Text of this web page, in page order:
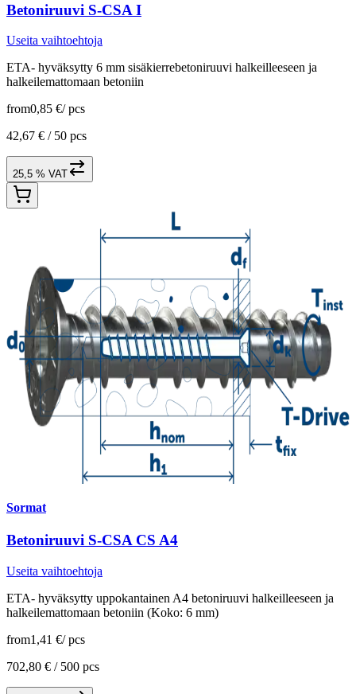
Betoniruuvi S-CSA I
Useita vaihtoehtoja
ETA- hyväksytty 6 mm sisäkierrebetoniruuvi halkeilleeseen ja
halkeilemattomaan betoniin
from0,85 €/ pcs
42,67 € / 50 pcs
25,5 % VAT
Sormat
Betoniruuvi S-CSA CS A4
Useita vaihtoehtoja
ETA- hyväksytty uppokantainen A4 betoniruuvi halkeilleeseen ja
halkeilemattomaan betoniin (Koko: 6 mm)
from1,41 €/ pcs
702,80 € / 500 pcs